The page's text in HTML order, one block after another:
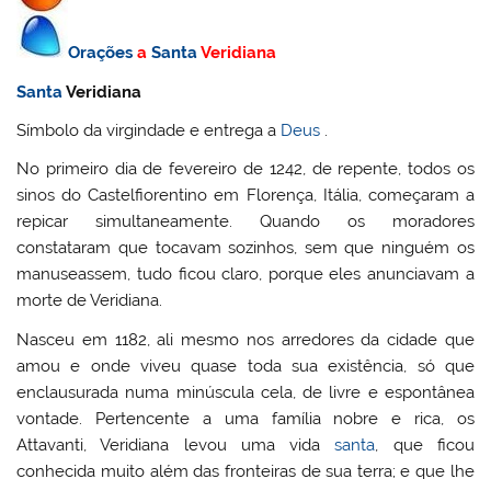
Orações aSantaVeridiana
SantaVeridiana
Símbolo da virgindade e entrega a Deus .
No primeiro dia de fevereiro de 1242, de repente, todos os
sinos do Castelfiorentino em Florença, Itália, começaram a
repicar simultaneamente. Quando os moradores
constataram que tocavam sozinhos, sem que ninguém os
manuseassem, tudo ficou claro, porque eles anunciavam a
morte de Veridiana.
Nasceu em 1182, ali mesmo nos arredores da cidade que
amou e onde viveu quase toda sua existência, só que
enclausurada numa minúscula cela, de livre e espontânea
vontade. Pertencente a uma família nobre e rica, os
Attavanti, Veridiana levou uma vidasanta, que ficou
conhecida muito além das fronteiras de sua terra; e que lhe